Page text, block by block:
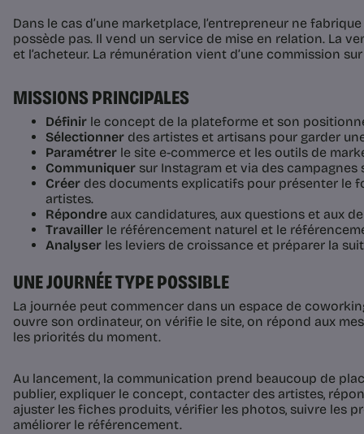
Dans le cas d’une marketplace, l’entrepreneur ne
possède pas. Il vend un service de mise en relation. La
et l’acheteur. La rémunération vient d’une commission
MISSIONS PRINCIPALES
Définir le concept de la plateforme et son
Sélectionner des artistes et artisans pour garder
Paramétrer le site e-commerce et les outils de
Communiquer sur Instagram et via des campagnes
Créer des documents explicatifs pour présenter le
artistes.
Répondre aux candidatures, aux questions et aux
Travailler le référencement naturel et le
Analyser les leviers de croissance et préparer la
UNE JOURNÉE TYPE POSSIBLE
La journée peut commencer dans un espace de
ouvre son ordinateur, on vérifie le site, on répond aux
les priorités du moment.
Au lancement, la communication prend beaucoup de
publier, expliquer le concept, contacter des artistes,
ajuster les fiches produits, vérifier les photos, suivre les
améliorer le référencement.